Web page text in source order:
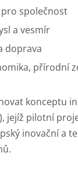
společnost
a vesmír
doprava
přírodní
konceptu
jejíž pilotní
inovační a